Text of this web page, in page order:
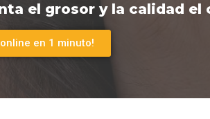
el grosor y la calidad el
en 1 minuto!